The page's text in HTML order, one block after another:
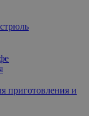
приготовления и